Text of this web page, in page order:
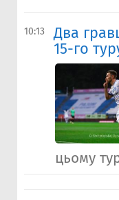
10:13
Два
15-го
цьому